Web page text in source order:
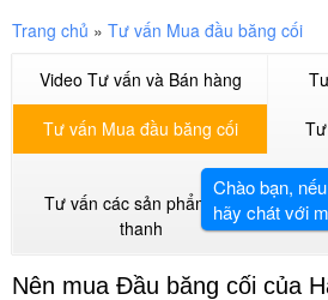
Trang chủ » Tư vấn Mua đầu băng cối
Video Tư vấn và Bán hàng
Tư vấn Mua đầu băng cối
Tư vấn các sản phẩm âm
thanh
Nên mua Đầu băng cối của
Chào bạn,
hãy chát với